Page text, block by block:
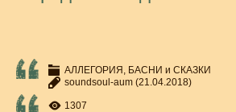
АЛЛЕГОРИЯ, БАСНИ и СКАЗКИ
soundsoul-aum (21.04.2018)
1307